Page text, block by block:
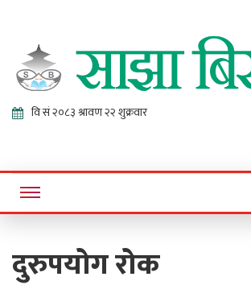
Sajha
Online News Portal
दुरुपयोग रोक